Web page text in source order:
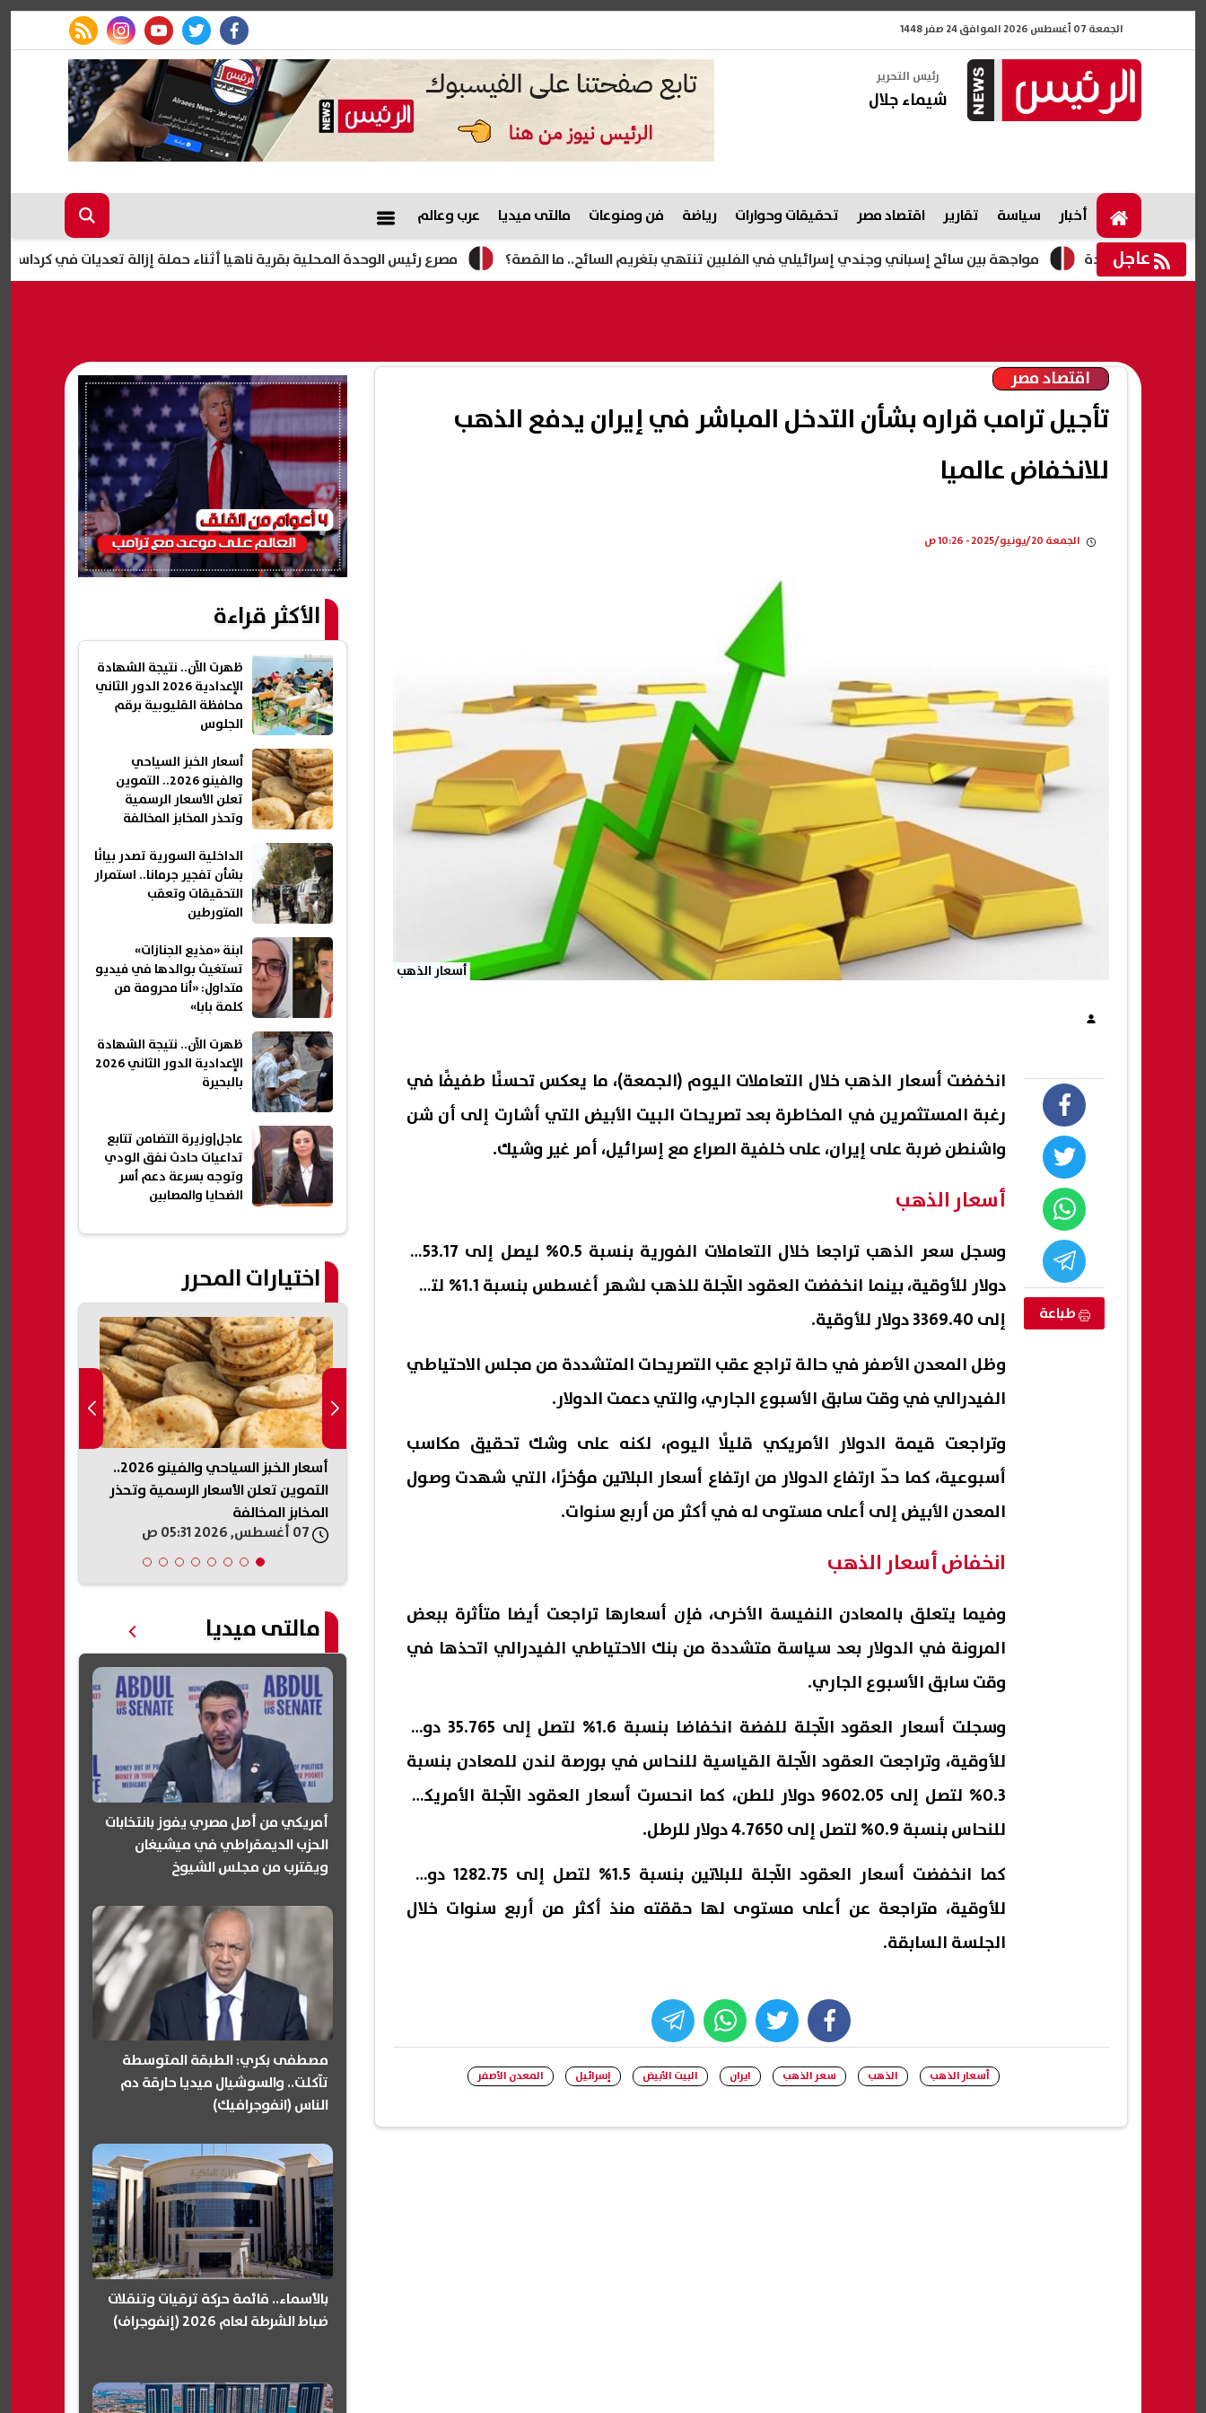
الجمعة 07 أغسطس 2026 الموافق 24 صفر 1448
facebook
twitter
youtube
instagram
rss feed
رئيس التحرير
شيماء جلال
أخبار سياسة تقارير اقتصاد مصر تحقيقات وحوارات رياضة فن ومنوعات مالتى ميديا عرب وعالم
عاجل مصرع رئيس الوحدة المحلية بقرية ناهيا أثناء حملة إزالة تعديات في كرداسة مواجهة بين سائح إسباني وجندي إسرائيلي في الفلبين تنتهي بتغريم السائح.. ما القصة؟ جديدة
اقتصاد مصر
تأجيل ترامب قراره بشأن التدخل المباشر في إيران يدفع الذهب
للانخفاض عالميا
الجمعة 20/يونيو/2025 - 10:26 ص
أسعار الذهب
طباعة
انخفضت أسعار الذهب خلال التعاملات اليوم (الجمعة)، ما يعكس تحسنًا طفيفًا في
رغبة المستثمرين في المخاطرة بعد تصريحات البيت الأبيض التي أشارت إلى أن شن
واشنطن ضربة على إيران، على خلفية الصراع مع إسرائيل، أمر غير وشيك.
أسعار الذهب
وسجل سعر الذهب تراجعا خلال التعاملات الفورية بنسبة 0.5% ليصل إلى 3353.17
دولار للأوقية، بينما انخفضت العقود الآجلة للذهب لشهر أغسطس بنسبة 1.1% لتصل
إلى 3369.40 دولار للأوقية.
وظل المعدن الأصفر في حالة تراجع عقب التصريحات المتشددة من مجلس الاحتياطي
الفيدرالي في وقت سابق الأسبوع الجاري، والتي دعمت الدولار.
وتراجعت قيمة الدولار الأمريكي قليلًا اليوم، لكنه على وشك تحقيق مكاسب
أسبوعية، كما حدّ ارتفاع الدولار من ارتفاع أسعار البلاتين مؤخرًا، التي شهدت وصول
المعدن الأبيض إلى أعلى مستوى له في أكثر من أربع سنوات.
انخفاض أسعار الذهب
وفيما يتعلق بالمعادن النفيسة الأخرى، فإن أسعارها تراجعت أيضا متأثرة ببعض
المرونة في الدولار بعد سياسة متشددة من بنك الاحتياطي الفيدرالي اتحذها في
وقت سابق الأسبوع الجاري.
وسجلت أسعار العقود الآجلة للفضة انخفاضا بنسبة 1.6% لتصل إلى 35.765 دولار
للأوقية، وتراجعت العقود الآجلة القياسية للنحاس في بورصة لندن للمعادن بنسبة
0.3% لتصل إلى 9602.05 دولار للطن، كما انحسرت أسعار العقود الآجلة الأمريكية
للنحاس بنسبة 0.9% لتصل إلى 4.7650 دولار للرطل.
كما انخفضت أسعار العقود الآجلة للبلاتين بنسبة 1.5% لتصل إلى 1282.75 دولارا
للأوقية، متراجعة عن أعلى مستوى لها حققته منذ أكثر من أربع سنوات خلال
الجلسة السابقة.
facebook
twitter
whats
أسعار الذهب الذهب سعر الذهب ايران البيت الأبيض إسرائيل المعدن الأصفر
الأكثر قراءة
ظهرت الآن.. نتيجة الشهادة
الإعدادية 2026 الدور الثاني
محافظة القليوبية برقم
الجلوس
أسعار الخبز السياحي
والفينو 2026.. التموين
تعلن الأسعار الرسمية
وتحذر المخابز المخالفة
الداخلية السورية تصدر بيانًا
بشأن تفجير جرمانا.. استمرار
التحقيقات وتعقب
المتورطين
ابنة «مذيع الجنازات»
تستغيث بوالدها في فيديو
متداول: «أنا محرومة من
كلمة بابا»
ظهرت الآن.. نتيجة الشهادة
الإعدادية الدور الثاني 2026
بالبحيرة
عاجل|وزيرة التضامن تتابع
تداعيات حادث نفق الودي
وتوجه بسرعة دعم أسر
الضحايا والمصابين
اختيارات المحرر
إعلام إسرائيلي: تل أبيب تواجه
تهديدًا متزايدًا من الطائرات المسيّرة
وتبحث فرض قيود جديدة
إصابة 11 مدنيًا في هجوم للحوثيين
على نجران.. والتحالف يتوعد بإجراءات
رادعة
ترامب: أعدت بناء الجيش الأمريكي
ولدينا مخزون غير محدود من الذخائر
أسعار الخبز السياحي والفينو 2026..
التموين تعلن الأسعار الرسمية وتحذر
المخابز المخالفة
مالتى ميديا
أمريكي من أصل مصري يفوز بانتخابات
الحزب الديمقراطي في ميشيغان
ويقترب من مجلس الشيوخ
مصطفى بكري: الطبقة المتوسطة
تآكلت.. والسوشيال ميديا حارقة دم
الناس (انفوجرافيك)
بالأسماء.. قائمة حركة ترقيات وتنقلات
ضباط الشرطة لعام 2026 (إنفوجراف)